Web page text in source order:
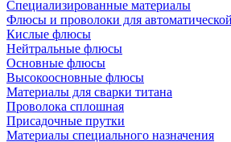
Специализированные материалы
Флюсы и проволоки для
Кислые флюсы
Нейтральные флюсы
Основные флюсы
Высокоосновные флюсы
Материалы для сварки титана
Проволока сплошная
Присадочные прутки
Материалы специального назначения